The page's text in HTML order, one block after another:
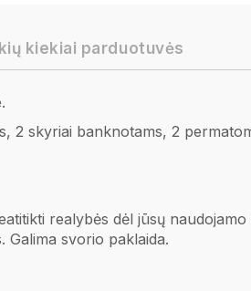
kiekiai parduotuvės
2 skyriai banknotams, 2
realybės dėl jūsų
svorio paklaida.